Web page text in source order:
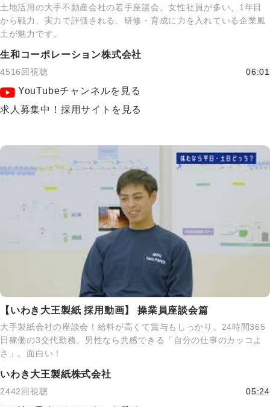
土地活用の大手不動産会社の若手座談会。女性社員が多い、1年目
から戦力、実力で評価される、研修・育成に力を入れている企業風
土が魅力です。
生和コーポレーション株式会社
4516回視聴 06:01
YouTubeチャンネルを見る
求人募集中！採用サイトを見る
【いわき大王製紙 採用動画】 操業員座談会篇
大手製紙会社の座談会！給料が高くて賞与もしっかり。24時間365
日稼働の3交代勤務。男性なら共感できる「自分の仕事のカッコよ
さ」。面白い！
いわき大王製紙株式会社
2442回視聴 05:24